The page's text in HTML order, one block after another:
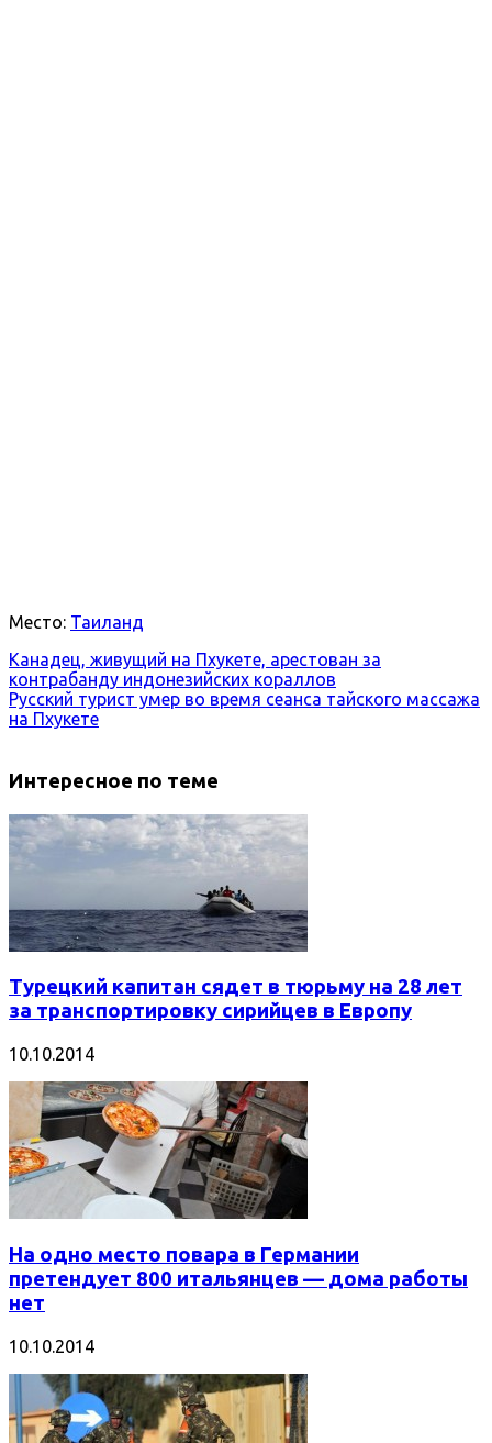
Место: Таиланд
Канадец, живущий на Пхукете, арестован за
контрабанду индонезийских кораллов
Русский турист умер во время сеанса тайского массажа
на Пхукете
Интересное по теме
Турецкий капитан сядет в тюрьму на 28 лет
за транспортировку сирийцев в Европу
10.10.2014
На одно место повара в Германии
претендует 800 итальянцев — дома работы
нет
10.10.2014